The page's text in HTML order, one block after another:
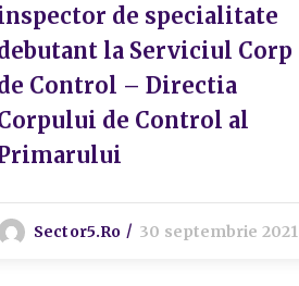
de specialitate
la Serviciul Corp
Control – Directia
de Control al
Sector5.ro 30 septembrie 2021